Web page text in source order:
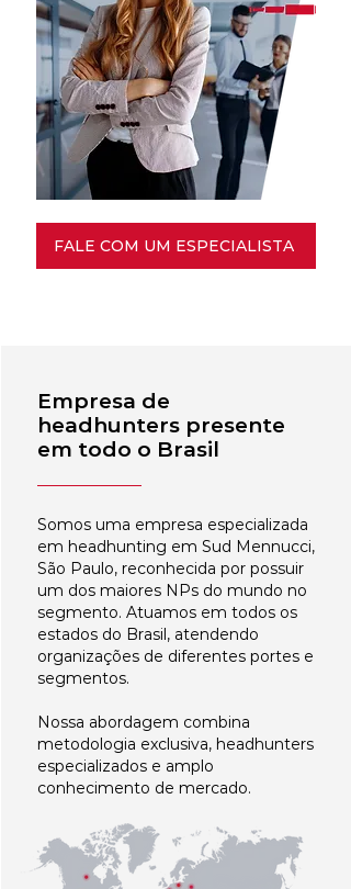
FALE COM UM ESPECIALISTA
Empresa de
headhunters presente
em todo o Brasil
Somos uma empresa especializada
em headhunting em Sud Mennucci,
São Paulo, reconhecida por possuir
um dos maiores NPs do mundo no
segmento. Atuamos em todos os
estados do Brasil, atendendo
organizações de diferentes portes e
segmentos.
Nossa abordagem combina
metodologia exclusiva, headhunters
especializados e amplo
conhecimento de mercado.